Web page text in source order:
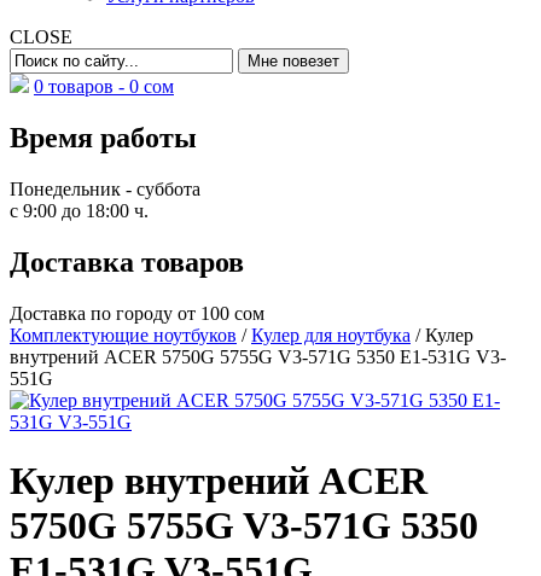
CLOSE
0 товаров - 0 сом
Время работы
Понедельник - суббота
с 9:00 до 18:00 ч.
Доставка товаров
Доставка по городу от 100 сом
Комплектующие ноутбуков /Кулер для ноутбука / Кулер
внутрений ACER 5750G 5755G V3-571G 5350 E1-531G V3-
551G
Кулер внутрений ACER
5750G 5755G V3-571G 5350